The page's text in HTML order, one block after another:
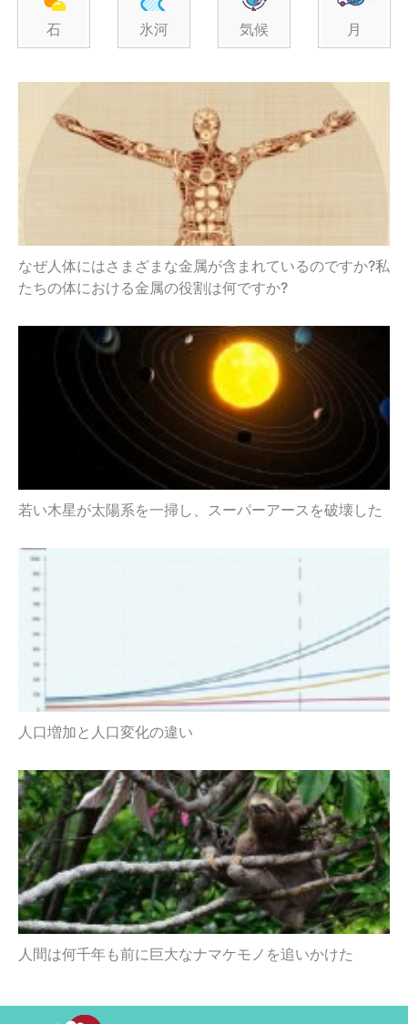
石 氷河 気候 月
なぜ人体にはさまざまな金属が含まれているのですか?私
たちの体における金属の役割は何ですか?
若い木星が太陽系を一掃し、スーパーアースを破壊した
人口増加と人口変化の違い
人間は何千年も前に巨大なナマケモノを追いかけた